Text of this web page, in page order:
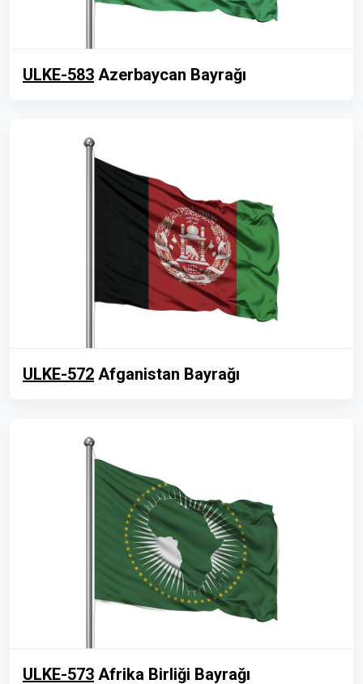
ULKE-583 Azerbaycan Bayrağı
ULKE-572 Afganistan Bayrağı
ULKE-573 Afrika Birliği Bayrağı